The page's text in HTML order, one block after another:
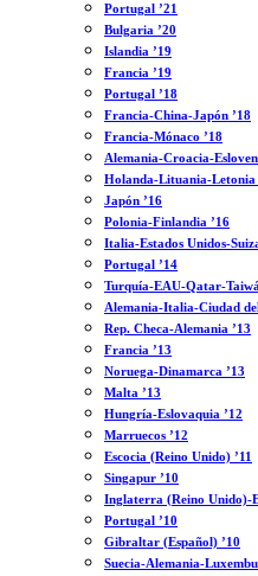
Portugal ’21
Bulgaria ’20
Islandia ’19
Francia ’19
Portugal ’18
Francia-China-Japón ’18
Francia-Mónaco ’18
Alemania-Croacia-
Holanda-Lituania-Letonia
Japón ’16
Polonia-Finlandia ’16
Italia-Estados Unidos-
Portugal ’14
Turquía-EAU-Qatar-
Alemania-Italia-Ciudad
Rep. Checa-Alemania ’13
Francia ’13
Noruega-Dinamarca ’13
Malta ’13
Hungría-Eslovaquia ’12
Marruecos ’12
Escocia (Reino Unido) ’11
Singapur ’10
Inglaterra (Reino Unido)-
Portugal ’10
Gibraltar (Español) ’10
Suecia-Alemania-